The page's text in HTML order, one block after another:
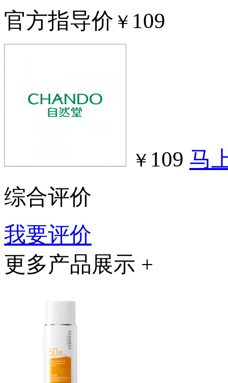
官方指导价 ￥ 109
￥ 109 马
综合评价
我要评价
更多产品展示 +